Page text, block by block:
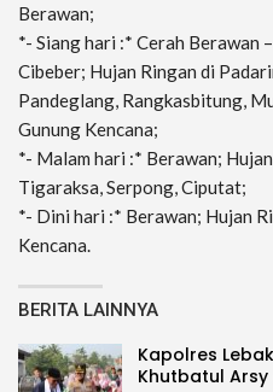
Berawan;
*- Siang hari :* Cerah Berawan
Cibeber; Hujan Ringan di
Pandeglang, Rangkasbitung,
Gunung Kencana;
*- Malam hari :* Berawan;
Tigaraksa, Serpong, Ciputat;
*- Dini hari :* Berawan; Hujan
Kencana.
BERITA LAINNYA
Kapolres
Khutbatul Arsy